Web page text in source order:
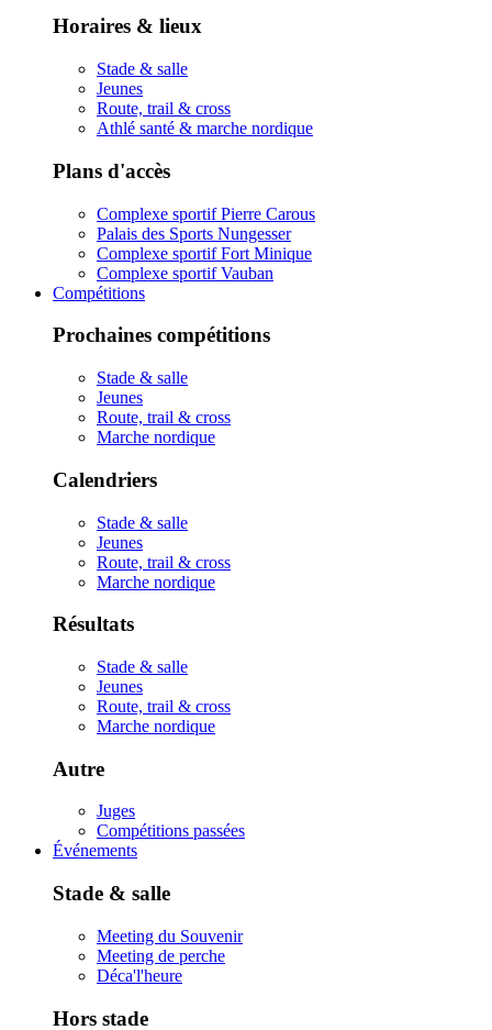
Horaires & lieux
Stade & salle
Jeunes
Route, trail & cross
Athlé santé & marche nordique
Plans d'accès
Complexe sportif Pierre Carous
Palais des Sports Nungesser
Complexe sportif Fort Minique
Complexe sportif Vauban
Compétitions
Prochaines compétitions
Stade & salle
Jeunes
Route, trail & cross
Marche nordique
Calendriers
Stade & salle
Jeunes
Route, trail & cross
Marche nordique
Résultats
Stade & salle
Jeunes
Route, trail & cross
Marche nordique
Autre
Juges
Compétitions passées
Événements
Stade & salle
Meeting du Souvenir
Meeting de perche
Déca'l'heure
Hors stade